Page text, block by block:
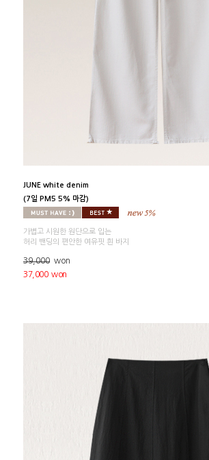
JUNE white denim
(7일 PM5 5% 마감)
가볍고 시원한 원단으로 입는
허리 밴딩의 편안한 여유핏 흰 바지
39,000 won
37,000 won